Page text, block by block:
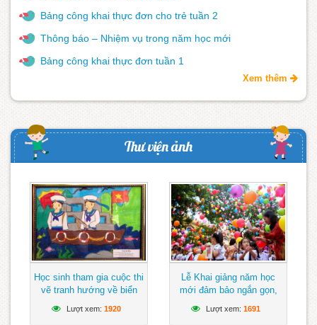
Bảng công khai thực đơn cho trẻ tuần 2
Thông báo – Nhiệm vụ trong năm học mới
Bảng công khai thực đơn tuần 1
Xem thêm
Thư viện ảnh
Học sinh tham gia cuộc thi
vẽ tranh hướng về biển
Lượt xem: 1920
Lễ Khai giảng năm học
mới đảm bảo ngắn gọn,
Lượt xem: 1691